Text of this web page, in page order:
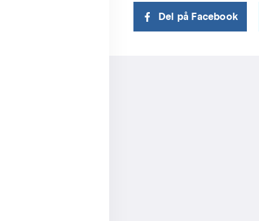
Del på Facebook